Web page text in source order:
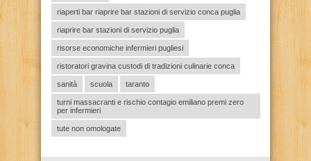
riaperti bar riaprire bar stazioni di servizio conca puglia
riaprire bar stazioni di servizio puglia
risorse economiche infermieri pugliesi
ristoratori gravina custodi di tradizioni culinarie conca
sanità scuola taranto
turni massacranti e rischio contagio emiliano premi zero
per infermieri
tute non omologate